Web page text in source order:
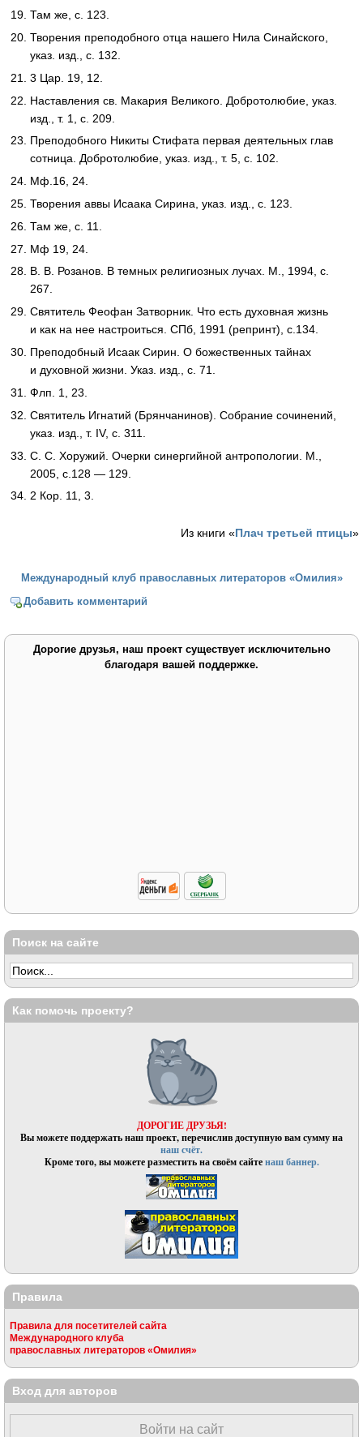
Там же, с. 123.
Творения преподобного отца нашего Нила Синайского,
указ. изд., с. 132.
3 Цар. 19, 12.
Наставления св. Макария Великого. Добротолюбие, указ.
изд., т. 1, с. 209.
Преподобного Никиты Стифата первая деятельных глав
сотница. Добротолюбие, указ. изд., т. 5, с. 102.
Мф.16, 24.
Творения аввы Исаака Сирина, указ. изд., с. 123.
Там же, с. 11.
Мф 19, 24.
В. В. Розанов. В темных религиозных лучах. М., 1994, с.
267.
Святитель Феофан Затворник. Что есть духовная жизнь
и как на нее настроиться. СПб, 1991 (репринт), с.134.
Преподобный Исаак Сирин. О божественных тайнах
и духовной жизни. Указ. изд., с. 71.
Флп. 1, 23.
Святитель Игнатий (Брянчанинов). Собрание сочинений,
указ. изд., т. IV, с. 311.
С. С. Хоружий. Очерки синергийной антропологии. М.,
2005, с.128 — 129.
2 Кор. 11, 3.
Из книги «Плач третьей птицы»
Международный клуб православных литераторов «Омилия»
Добавить комментарий
Дорогие друзья, наш проект существует исключительно
благодаря вашей поддержке.
Поиск на сайте
Как помочь проекту?
ДОРОГИЕ ДРУЗЬЯ!
Вы можете поддержать наш проект, перечислив доступную вам сумму на
наш счёт.
Кроме того, вы можете разместить на своём сайтенаш баннер.
Правила
Правила для посетителей сайта
Международного клуба
православных литераторов «Омилия»
Вход для авторов
Войти на сайт